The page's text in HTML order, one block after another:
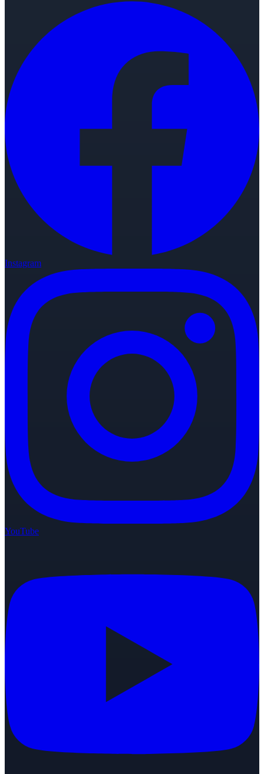
Instagram
YouTube